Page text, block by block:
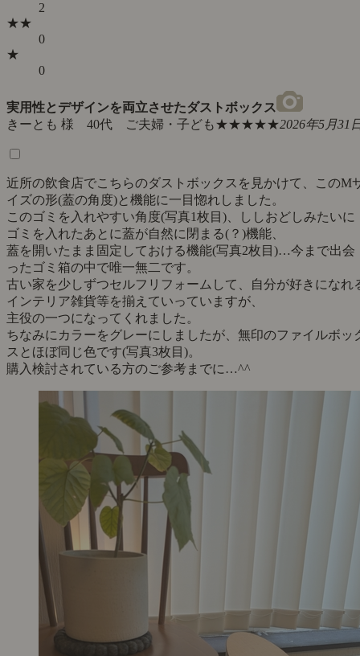
2
★★
0
★
0
実用性とデザインを両立させたダストボックス
きーとも 様 40代 ご夫婦・子ども★★★★★2026年5月31
近所の飲食店でこちらのダストボックスを見かけて、このM
イズの形(蓋の角度)と機能に一目惚れしました。
このゴミを入れやすい角度(写真1枚目)、ししおどしみたいに
ゴミを入れたあとに蓋が自然に閉まる(？)機能、
蓋を開いたまま固定しておける機能(写真2枚目)…今まで出会
ったゴミ箱の中で唯一無二です。
古い家を少しずつセルフリフォームして、自分が好きになれ
インテリア雑貨等を揃えていっていますが、
主役の一つになってくれました。
ちなみにカラーをグレーにしましたが、無印のファイルボッ
スとほぼ同じ色です(写真3枚目)。
購入検討されている方のご参考までに…^^